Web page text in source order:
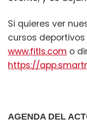
Si quieres ver
cursos
www.fitls.com o
https://
AGENDA DEL